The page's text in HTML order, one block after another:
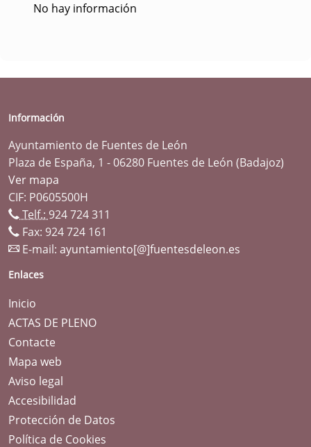
No hay información
Información
Ayuntamiento de Fuentes de León
Plaza de España, 1 - 06280 Fuentes de León (Badajoz)
Ver mapa
CIF: P0605500H
Telf.: 924 724 311
Fax: 924 724 161
E-mail: ayuntamiento[@]fuentesdeleon.es
Enlaces
Inicio
ACTAS DE PLENO
Contacte
Mapa web
Aviso legal
Accesibilidad
Protección de Datos
Política de Cookies